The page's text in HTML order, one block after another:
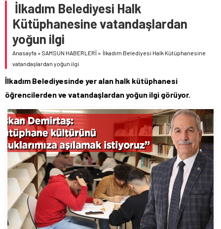
YÖNETİCİ SEÇERKEN YAPILAN EN BÜYÜK HATALAR
13.795,57
DOLAR
47,7189
EURO
55,2097
İlkadım Belediyesi Halk
Kütüphanesine vatandaşlardan
yoğun ilgi
Anasayfa » SAMSUN HABERLERİ » İlkadım Belediyesi Halk Kütüphanesine
vatandaşlardan yoğun ilgi
İlkadım Belediyesinde yer alan halk kütüphanesi
öğrencilerden ve vatandaşlardan yoğun ilgi görüyor.